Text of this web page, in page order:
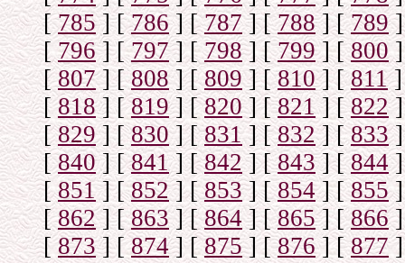
[785] [786] [787] [788] [789]
[796] [797] [798] [799] [800]
[807] [808] [809] [810] [811]
[818] [819] [820] [821] [ 822]
[829] [830] [831] [832] [833]
[840] [841] [842] [843] [844]
[851] [852] [853] [854] [855]
[862] [863] [864] [865] [866]
[873] [874] [875] [876] [ 877]